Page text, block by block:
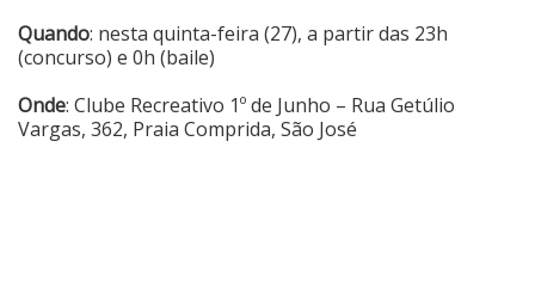
Quando: nesta quinta-feira (27), a partir das 23h
(concurso) e 0h (baile)
Onde: Clube Recreativo 1º de Junho – Rua Getúlio
Vargas, 362, Praia Comprida, São José